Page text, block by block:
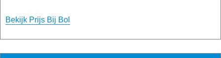
Bekijk Prijs Bij Bol